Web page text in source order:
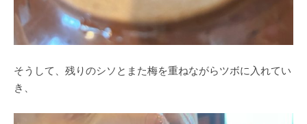
そうして、残りのシソとまた梅を重ねながらツボに入れてい
き、